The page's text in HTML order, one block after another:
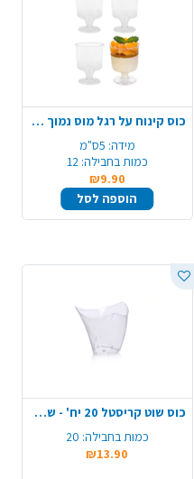
כוס קינוח על רגל מוס נמוך 12 יח' - שקוף
מידה: 5ס"מ
כמות בחבילה: 12
₪9.90
הוספה לסל
כוס שוט קריסטל 20 יח' - שקוף
כמות בחבילה: 20
₪13.90